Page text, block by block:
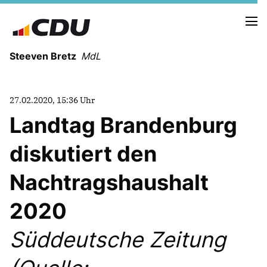
Steeven Bretz MdL
VITA
WAHLKREISBESUCHE
PRESSEFOTOS
MEIN BÜRGERBÜRO
MEIN WAHLKREIS
ZIELE
27.02.2020, 15:36 Uhr
Landtag Brandenburg
diskutiert den
Nachtragshaushalt
2020
Süddeutsche Zeitung